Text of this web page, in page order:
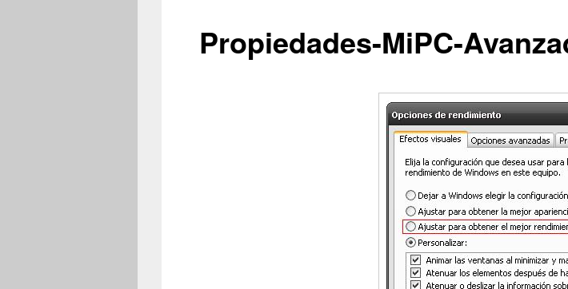
Propiedades-MiPC-